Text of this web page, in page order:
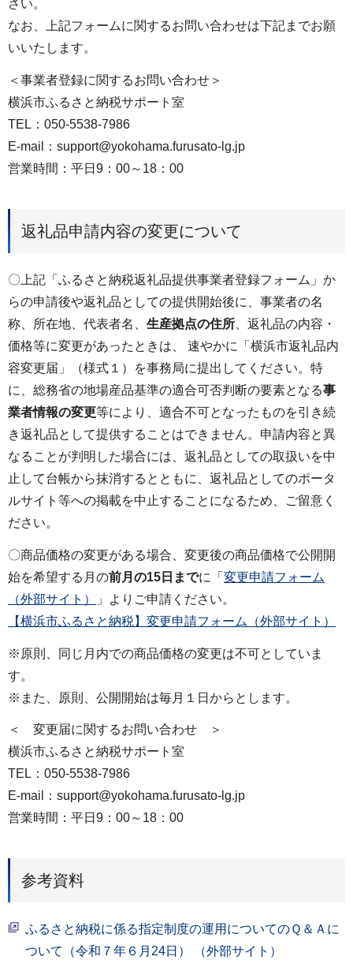
さい。
なお、上記フォームに関するお問い合わせは下記までお願
いいたします。
＜事業者登録に関するお問い合わせ＞
横浜市ふるさと納税サポート室
TEL：050-5538-7986
E-mail：support@yokohama.furusato-lg.jp
営業時間：平日9：00～18：00
返礼品申請内容の変更について
〇上記「ふるさと納税返礼品提供事業者登録フォーム」か
らの申請後や返礼品としての提供開始後に、事業者の名
称、所在地、代表者名、 生産拠点の住所 、返礼品の内容・
価格等に変更があったときは、 速やかに「横浜市返礼品内
容変更届」（様式１）を事務局に提出してください。特
に、総務省の地場産品基準の適合可否判断の要素となる事
業者情報の変更等により、適合不可となったものを引き続
き返礼品として提供することはできません。申請内容と異
なることが判明した場合には、返礼品としての取扱いを中
止して台帳から抹消するとともに、返礼品としてのポータ
ルサイト等への掲載を中止することになるため、ご留意く
ださい。
〇商品価格の変更がある場合、変更後の商品価格で公開開
始を希望する月の前月の15日までに「 変更申請フォーム
（外部サイト）
」よりご申請ください。
【横浜市ふるさと納税】変更申請フォーム（外部サイト）
※原則、同じ月内での商品価格の変更は不可としていま
す。
※また、原則、公開開始は毎月１日からとします。
＜ 変更届に関するお問い合わせ ＞
横浜市ふるさと納税サポート室
TEL：050-5538-7986
E-mail：support@yokohama.furusato-lg.jp
営業時間：平日9：00～18：00
参考資料
ふるさと納税に係る指定制度の運用についてのＱ＆Ａに
ついて（令和７年６月24日） （外部サイト）